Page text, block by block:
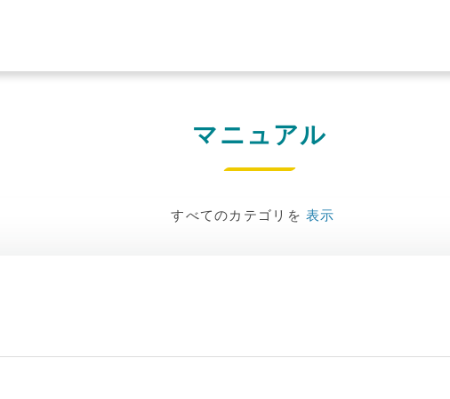
マニュアル
すべてのカテゴリを表示